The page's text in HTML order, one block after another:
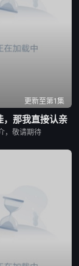
更新至第1集
，那我直接认亲
，敬请期待